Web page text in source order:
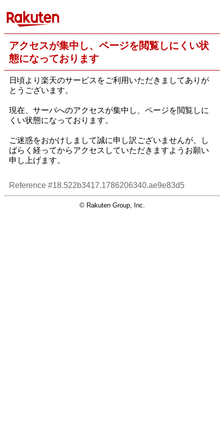
アクセスが集中し、ページを閲覧しにくい状
態になっております
日頃より楽天のサービスをご利用いただきましてありが
とうございます。
現在、サーバへのアクセスが集中し、ページを閲覧しに
くい状態になっております。
ご迷惑をおかけしまして誠に申し訳ございませんが、し
ばらく経ってからアクセスしていただきますようお願い
申し上げます。
Reference #18.522b3417.1786206340.ae9e83d5
© Rakuten Group, Inc.